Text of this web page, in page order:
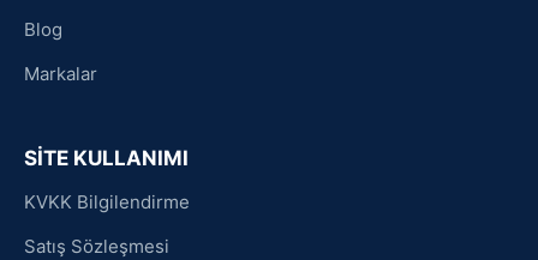
Blog
Markalar
SİTE KULLANIMI
KVKK Bilgilendirme
Satış Sözleşmesi